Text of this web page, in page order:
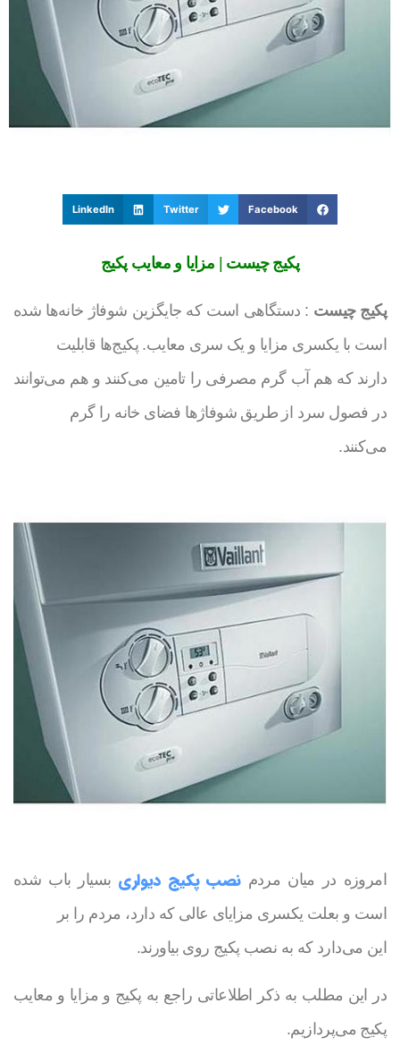
Facebook
Twitter
LinkedIn
پکیج چیست مزایا و معایب پکیج
پکیج چیست : دستگاهی است که جایگزین شوفاژ خانه‌ها شده
است با یکسری مزایا و یک سری معایب. پکیج‌ها قابلیت
دارند که هم آب گرم مصرفی را تامین می‌کنند و هم می‌توانند
در فصول سرد از طریق شوفاژها فضای خانه را گرم
می‌کنند.
امروزه در میان مردمنصب پکیج دیواری بسیار باب شده
است و بعلت یکسری مزایای عالی که دارد، مردم را بر
این می‌دارد که به نصب پکیج روی بیاورند.
در این مطلب به ذکر اطلاعاتی راجع به پکیج و مزایا و معایب
پکیج می‌پردازیم.